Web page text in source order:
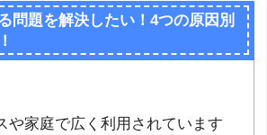
問題を解決したい！4つの原因別
や家庭で広く利用されています